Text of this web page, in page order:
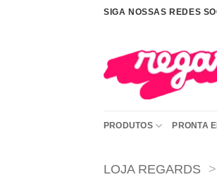
SIGA NOSSAS REDES
PRODUTOS PRONTA
LOJA REGARDS >